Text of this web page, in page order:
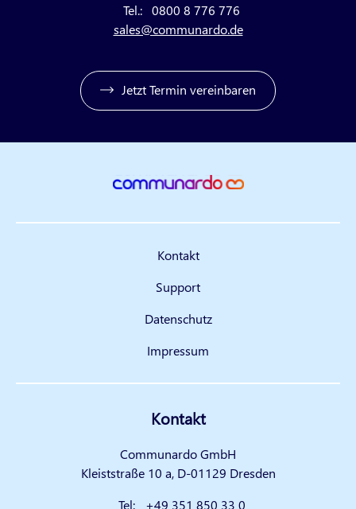
Tel.: 0800 8 776 776
sales@communardo.de
Jetzt Termin vereinbaren
Kontakt
Support
Datenschutz
Impressum
Kontakt
Communardo GmbH
Kleiststraße 10 a, D-01129 Dresden
Tel:
+49 351 850 33 0